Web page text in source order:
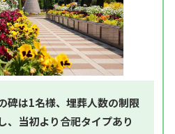
碑は1名様、埋葬人数の制限
、当初より合祀タイプあり